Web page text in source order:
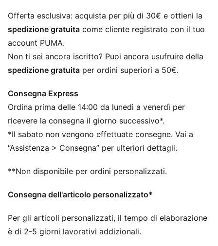
Materiale in pile
Top a maniche lunghe
Fondo e polsini a coste
Offerta esclusiva: acquista per più di 30€ e ottieni la
spedizione gratuita come cliente registrato con il tuo
account PUMA.
Non ti sei ancora iscritto? Puoi ancora usufruire della
spedizione gratuita per ordini superiori a 50€.
Consegna Express
Ordina prima delle 14:00 da lunedì a venerdì per
ricevere la consegna il giorno successivo*.
*Il sabato non vengono effettuate consegne. Vai a
“Assistenza > Consegna” per ulteriori dettagli.
**Non disponibile per ordini personalizzati.
Consegna dell'articolo personalizzato*
Per gli articoli personalizzati, il tempo di elaborazione
è di 2-5 giorni lavorativi addizionali.